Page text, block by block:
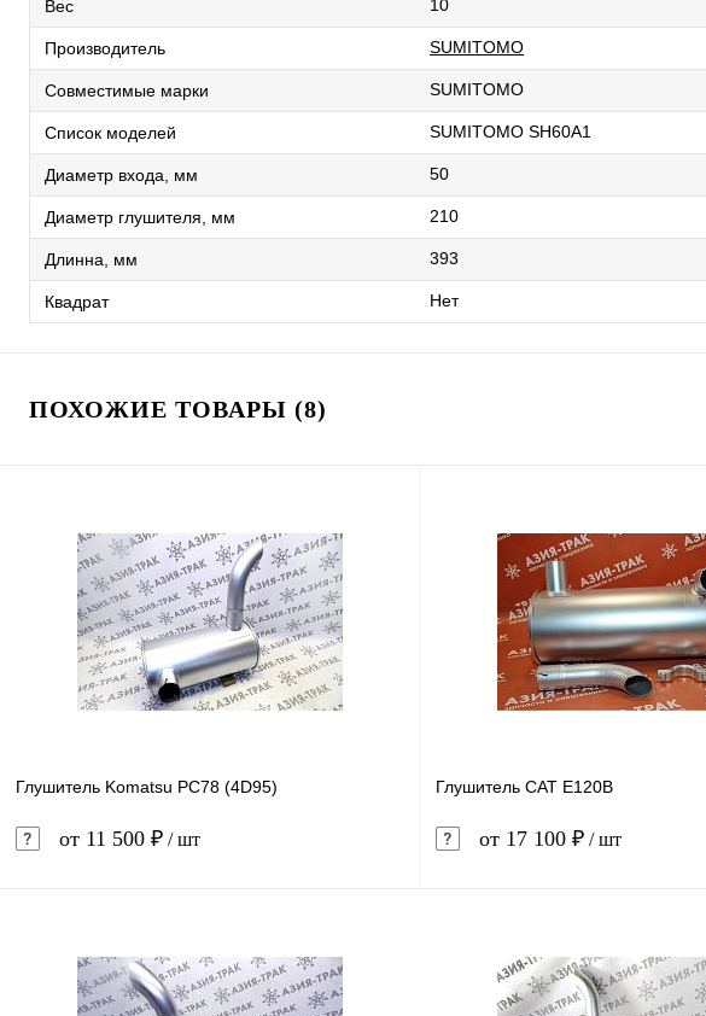
Вес 10
Производитель SUMITOMO
Совместимые марки SUMITOMO
Список моделей SUMITOMO SH60A1
Диаметр входа, мм 50
Диаметр глушителя, мм 210
Длинна, мм 393
Квадрат Нет
ПОХОЖИЕ ТОВАРЫ (8)
Глушитель Komatsu PC78 (4D95)
от 11 500 ₽ / шт
Купить в 1 клик Сравнение
Глушитель CAT E120B
от 17 100 ₽ / шт
Купить в 1 клик